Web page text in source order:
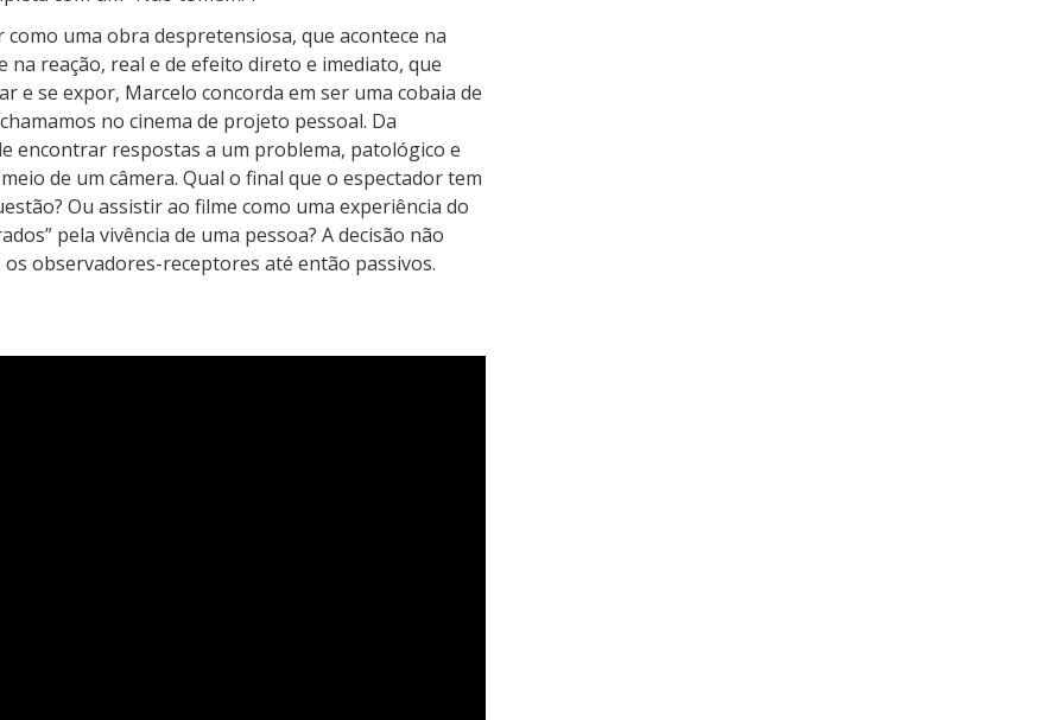
uma obra despretensiosa, que acontece na
reação, real e de efeito direto e imediato, que
e se expor, Marcelo concorda em ser uma cobaia de
no cinema de projeto pessoal. Da
encontrar respostas a um problema, patológico e
de um câmera. Qual o final que o espectador tem
Ou assistir ao filme como uma experiência do
pela vivência de uma pessoa? A decisão não
observadores-receptores até então passivos.